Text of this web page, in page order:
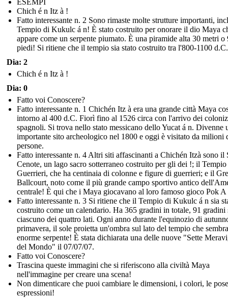
ESEMPI
Chich é n Itz à !
Fatto interessante n. 2 Sono rimaste molte strutture importanti,
Tempio di Kukulc á n! È stato costruito per onorare il dio Maya
appare come un serpente piumato. È una piramide alta 30 metri o
piedi! Si ritiene che il tempio sia stato costruito tra l'800-1100 d.C.
Dia: 2
Chich é n Itz à !
Dia: 0
Fatto voi Conoscere?
Fatto interessante n. 1 Chichén Itz à era una grande città Maya
intorno al 400 d.C. Fiorì fino al 1526 circa con l'arrivo dei
spagnoli. Si trova nello stato messicano dello Yucat á n. Divenne
importante sito archeologico nel 1800 e oggi è visitato da milioni
persone.
Fatto interessante n. 4 Altri siti affascinanti a Chichén Itzà sono il
Cenote, un lago sacro sotterraneo costruito per gli dei !; il
Guerrieri, che ha centinaia di colonne e figure di guerrieri; e il
Ballcourt, noto come il più grande campo sportivo antico
centrale! È qui che i Maya giocavano al loro famoso gioco Pok
Fatto interessante n. 3 Si ritiene che il Tempio di Kukulc á n sia
costruito come un calendario. Ha 365 gradini in totale, 91 gradini
ciascuno dei quattro lati. Ogni anno durante l'equinozio di
primavera, il sole proietta un'ombra sul lato del tempio che
enorme serpente! È stata dichiarata una delle nuove "Sette
del Mondo" il 07/07/07.
Fatto voi Conoscere?
Trascina queste immagini che si riferiscono alla civiltà Maya
nell'immagine per creare una scena!
Non dimenticare che puoi cambiare le dimensioni, i colori, le
espressioni!